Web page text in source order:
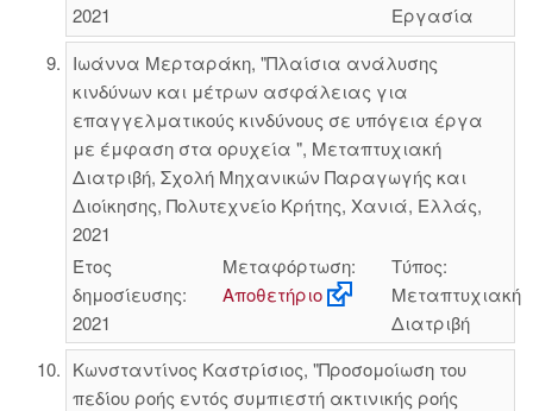
2021
Εργασία
Ιωάννα Μερταράκη, "Πλαίσια ανάλυσης
κινδύνων και μέτρων ασφάλειας για
επαγγελματικούς κινδύνους σε υπόγεια έργα
με έμφαση στα ορυχεία ", Μεταπτυχιακή
Διατριβή, Σχολή Μηχανικών Παραγωγής και
Διοίκησης, Πολυτεχνείο Κρήτης, Χανιά, Ελλάς,
2021
Έτος
δημοσίευσης:
2021
Μεταφόρτωση:
Αποθετήριο
Τύπος:
Μεταπτυχιακή
Διατριβή
Κωνσταντίνος Καστρίσιος, "Προσομοίωση του
πεδίου ροής εντός συμπιεστή ακτινικής ροής